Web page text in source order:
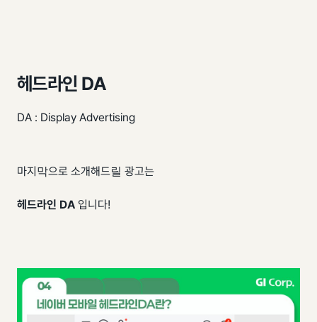
헤드라인 DA
DA : Display Advertising
마지막으로 소개해드릴 광고는
헤드라인 DA 입니다!